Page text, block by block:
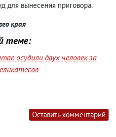
для вынесения приговора.
края
теме:
осудили двух человек за
Оставить комментарий